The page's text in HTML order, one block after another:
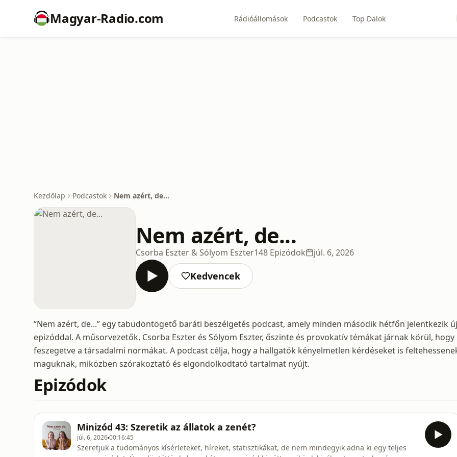
Magyar-Radio.com Rádióállomások Podcastok Top Dalok
Kezdőlap Podcastok Nem azért, de...
Nem azért, de...
Csorba Eszter & Sólyom Eszter148 Epizódok júl. 6, 2026
Kedvencek
“Nem azért, de...” egy tabudöntögető baráti beszélgetés podcast, amely minden második hétfőn jelentkezik új
epizóddal. A műsorvezetők, Csorba Eszter és Sólyom Eszter, őszinte és provokatív témákat járnak körül, hogy
feszegetve a társadalmi normákat. A podcast célja, hogy a hallgatók kényelmetlen kérdéseket is
maguknak, miközben szórakoztató és elgondolkodtató tartalmat nyújt.
Epizódok
Minizód 43: Szeretik az állatok a zenét?
júl. 6, 202600:16:45
Szeretjük a tudományos kísérleteket, híreket, statisztikákat, de nem mindegyik adna ki egy teljes